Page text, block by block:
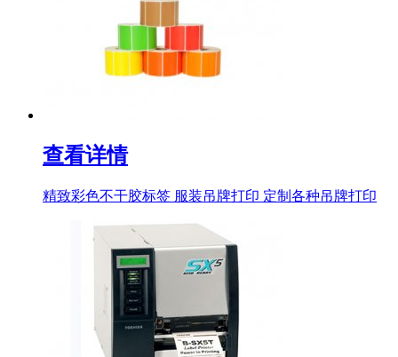
查看详情
精致彩色不干胶标签 服装吊牌打印 定制各种吊牌打印